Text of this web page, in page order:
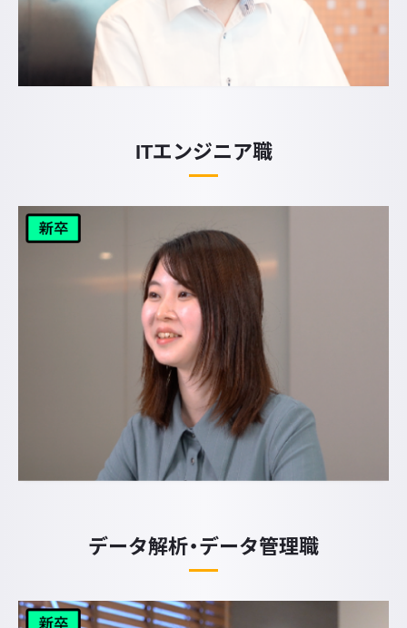
ITエンジニア職
データ解析・データ管理職